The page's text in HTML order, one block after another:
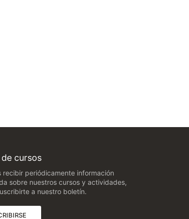
cursos
recibir periódicamente información
sobre nuestros cursos y actividades,
a nuestro boletín.